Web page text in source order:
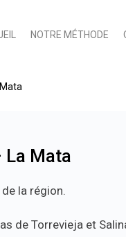
NOTRE MÉTHODE
La Mata
la région.
de Torrevieja et